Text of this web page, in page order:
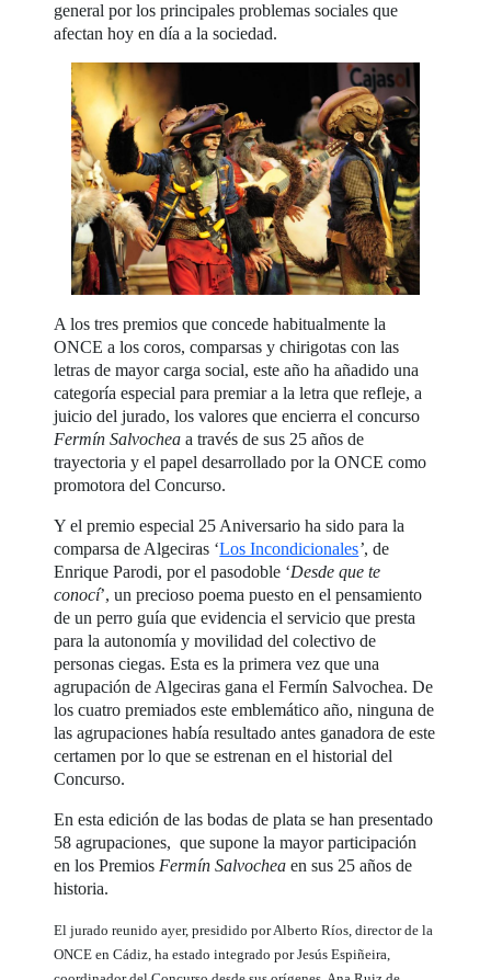
general por los principales problemas sociales que
afectan hoy en día a la sociedad.
A los tres premios que concede habitualmente la
ONCE a los coros, comparsas y chirigotas con las
letras de mayor carga social, este año ha añadido una
categoría especial para premiar a la letra que refleje, a
juicio del jurado, los valores que encierra el concurso
Fermín Salvochea a través de sus 25 años de
trayectoria y el papel desarrollado por la ONCE como
promotora del Concurso.
Y el premio especial 25 Aniversario ha sido para la
comparsa de Algeciras ‘Los Incondicionales’, de
Enrique Parodi, por el pasodoble ‘Desde que te
conocí’, un precioso poema puesto en el pensamiento
de un perro guía que evidencia el servicio que presta
para la autonomía y movilidad del colectivo de
personas ciegas. Esta es la primera vez que una
agrupación de Algeciras gana el Fermín Salvochea. De
los cuatro premiados este emblemático año, ninguna de
las agrupaciones había resultado antes ganadora de este
certamen por lo que se estrenan en el historial del
Concurso.
En esta edición de las bodas de plata se han presentado
58 agrupaciones, que supone la mayor participación
en los Premios Fermín Salvochea en sus 25 años de
historia.
El jurado reunido ayer, presidido por Alberto Ríos, director de la
ONCE en Cádiz, ha estado integrado por Jesús Espiñeira,